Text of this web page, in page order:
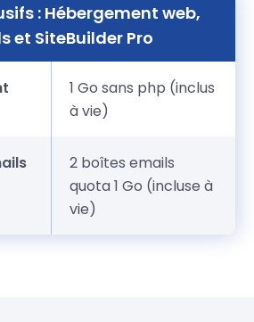
: Hébergement web,
et SiteBuilder Pro
1 Go sans php (inclus
à vie)
2 boîtes emails
quota 1 Go (incluse à
vie)